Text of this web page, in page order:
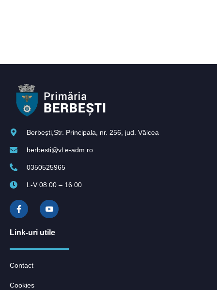
Berbești,Str. Principala, nr. 256, jud. Vâlcea
berbesti@vl.e-adm.ro
0350525965
L-V 08:00 – 16:00
Link-uri utile
Contact
Cookies